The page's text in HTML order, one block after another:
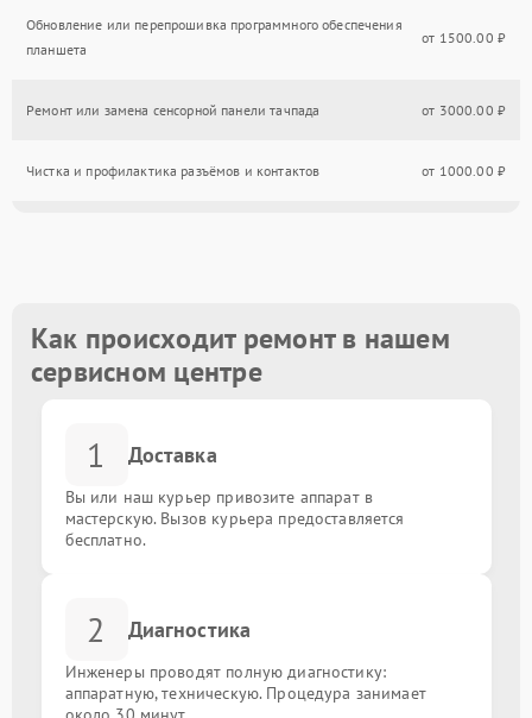
Обновление или перепрошивка программного обеспечения
планшета
от 1500.00 ₽
Ремонт или замена сенсорной панели тачпада от 3000.00 ₽
Чистка и профилактика разъёмов и контактов от 1000.00 ₽
Диагностика работы графического планшета от 1000.00 ₽
Как происходит ремонт в нашем
сервисном центре
1 Доставка
Вы или наш курьер привозите аппарат в
мастерскую. Вызов курьера предоставляется
бесплатно.
2 Диагностика
Инженеры проводят полную диагностику:
аппаратную, техническую. Процедура занимает